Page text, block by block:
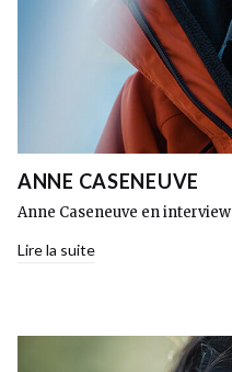
ANNE CASENEUVE
Anne Caseneuve en interview
Lire la suite